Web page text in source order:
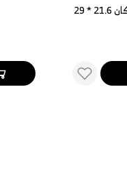
حصيرة عمل كاميو بيكس سكان 21.6 * 29